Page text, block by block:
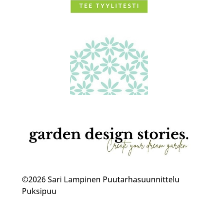
©2026 Sari Lampinen Puutarhasuunnittelu
Puksipuu